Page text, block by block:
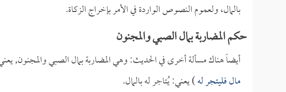
بالمال، ولعموم النصوص الواردة في الأمر بإخراج الزكاة.
حكم المضاربة بمال الصبي والمجنون
أيضاً هناك مسألة أخرى في الحديث: وهي المضاربة بمال الصبي والمجنون,
مال فليتجر له) يعني: يُتاجر له بالمال.